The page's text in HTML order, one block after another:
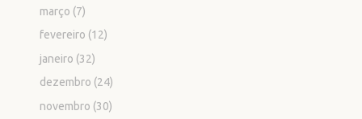
março (7)
fevereiro (12)
janeiro (32)
dezembro (24)
novembro (30)